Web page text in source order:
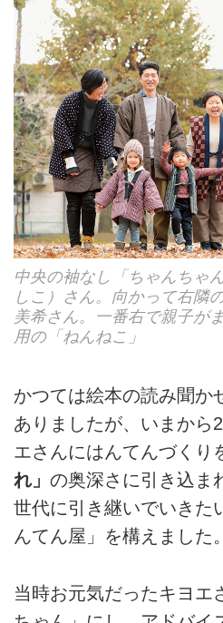
中央の袖なし「ちゃんちゃ
しこ）さん。向かって右隣
美希さん。一番右で親子が
用の「ねんねこ」
かつては絵本の読み聞か
ありましたが、いまから
エさんにはんてんづくり
れ」 の奥深さに引き込ま
世代に引き継いでいきた
んてん屋」を構えました。
当時お元気だったキヨエ